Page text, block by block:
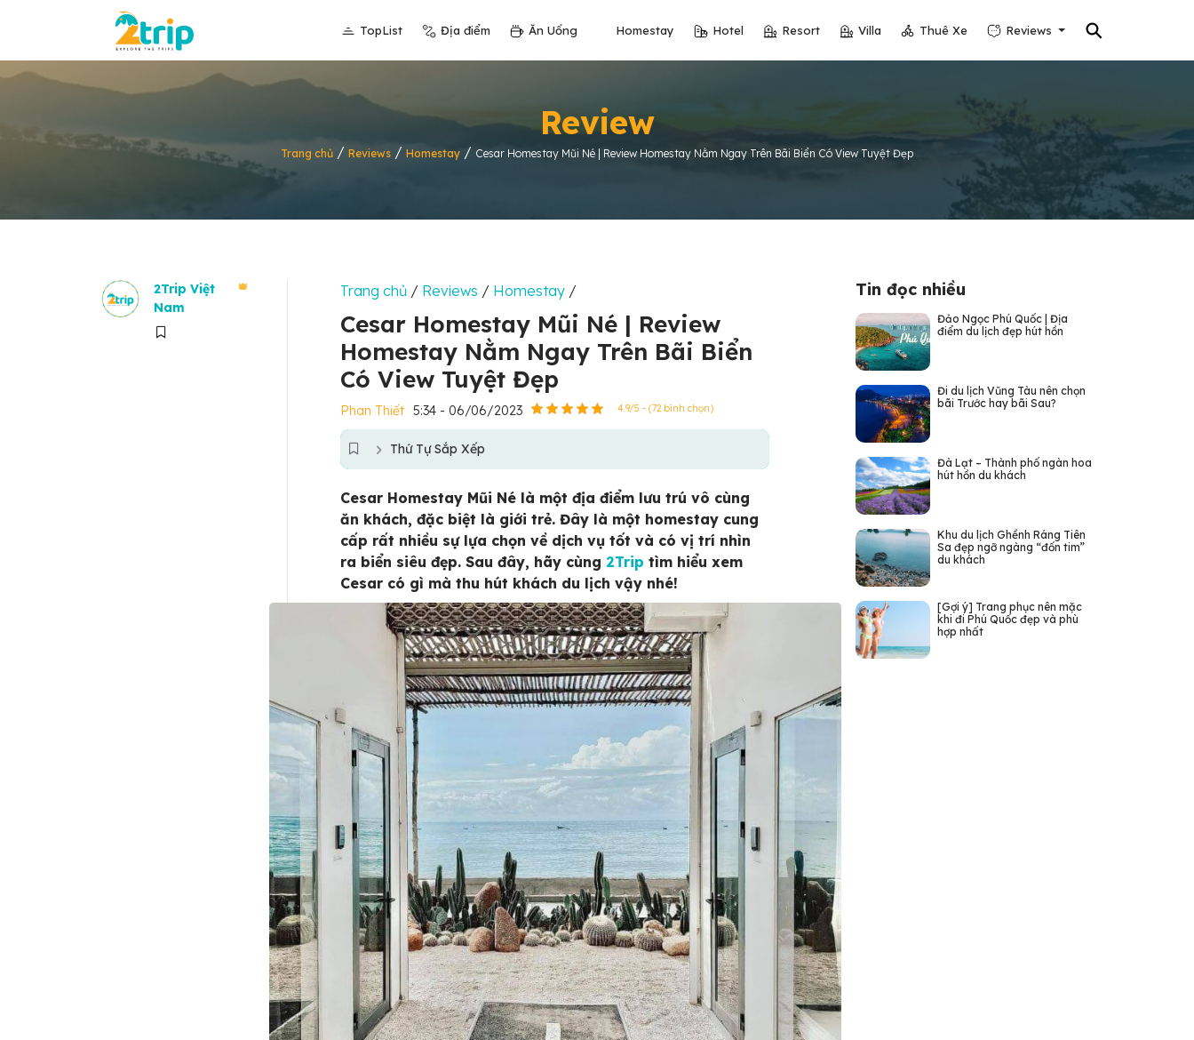
⚲
TopList Địa điểm Ăn Uống Homestay Hotel Resort Villa Thuê Xe Reviews
Review
Trang chủ / Reviews / Homestay / Cesar Homestay Mũi Né | Review Homestay Nằm Ngay Trên Bãi Biển Có View Tuyệt Đẹp
2Trip Việt
Nam
Trang chủ / Reviews / Homestay /
Cesar Homestay Mũi Né | Review
Homestay Nằm Ngay Trên Bãi Biển
Có View Tuyệt Đẹp
Phan Thiết 5:34 - 06/06/2023 4.9/5 - (72 bình chọn)
Thứ Tự Sắp Xếp
Cesar Homestay Mũi Né là một địa điểm lưu trú vô cùng
ăn khách, đặc biệt là giới trẻ. Đây là một homestay cung
cấp rất nhiều sự lựa chọn về dịch vụ tốt và có vị trí nhìn
ra biển siêu đẹp. Sau đây, hãy cùng 2Trip tìm hiểu xem
Cesar có gì mà thu hút khách du lịch vậy nhé!
Tin đọc nhiều
Đảo Ngọc Phú Quốc | Địa
điểm du lịch đẹp hút hồn
Đi du lịch Vũng Tàu nên chọn
bãi Trước hay bãi Sau?
Đà Lạt – Thành phố ngàn hoa
hút hồn du khách
Khu du lịch Ghềnh Ráng Tiên
Sa đẹp ngỡ ngàng “đốn tim”
du khách
[Gợi ý] Trang phục nên mặc
khi đi Phú Quốc đẹp và phù
hợp nhất